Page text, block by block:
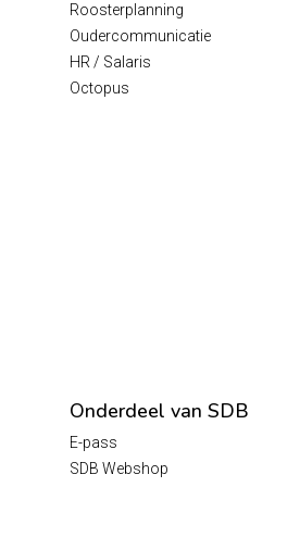
Roosterplanning
Oudercommunicatie
HR / Salaris
Octopus
Onderdeel van SDB
E-pass
SDB Webshop